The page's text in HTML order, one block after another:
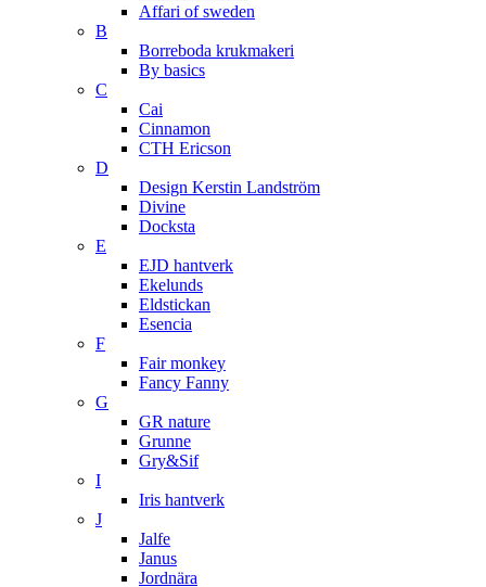
Affari of sweden
B
Borreboda krukmakeri
By basics
C
Cai
Cinnamon
CTH Ericson
D
Design Kerstin Landström
Divine
Docksta
E
EJD hantverk
Ekelunds
Eldstickan
Esencia
F
Fair monkey
Fancy Fanny
G
GR nature
Grunne
Gry&Sif
I
Iris hantverk
J
Jalfe
Janus
Jordnära